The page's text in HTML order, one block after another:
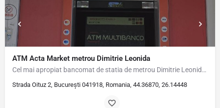
ATM Acta Market metrou Dimitrie Leonida
Cel mai apropiat bancomat de statia de metrou Dimitrie Leonida se gaseste la 30m distanta, pe str Oituz nr.2,…
Strada Oituz 2, București 041918, Romania, 44.36870, 26.14448